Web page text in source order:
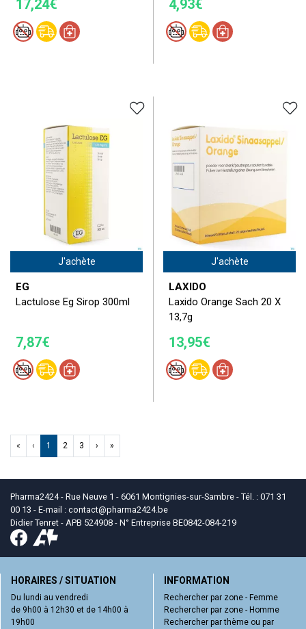
17,24€ 4,93€
J'achète
EG
Lactulose Eg Sirop 300ml
7,87€
J'achète
LAXIDO
Laxido Orange Sach 20 X
13,7g
13,95€
« ‹ 1 2 3 › »
Pharma2424 - Rue Neuve 1 - 6061 Montignies-sur-Sambre - Tél. : 071 31
00 13 - E-mail : contact@pharma2424.be
Didier Tenret - APB 524908 - N° Entreprise BE0842-084-219
HORAIRES / SITUATION
Du lundi au vendredi
de 9h00 à 12h30 et de 14h00 à
19h00
INFORMATION
Rechercher par zone - Femme
Rechercher par zone - Homme
Rechercher par thème ou par